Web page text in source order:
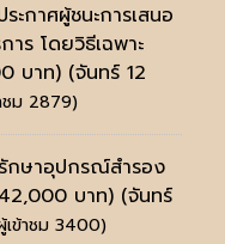
ะกาศผู้ชนะการเสนอ
าร โดยวิธีเฉพาะ
บาท) (จันทร์ 12
ชม 2879)
กษาอุปกรณ์สำรอง
บาท) (จันทร์
เข้าชม 3400)